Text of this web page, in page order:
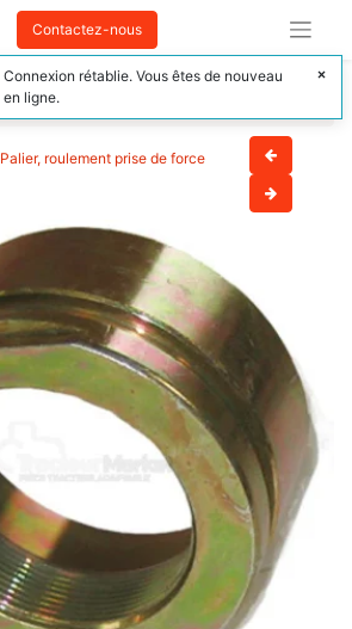
Contactez-nous
Palier, roulement prise de force
Connexion rétablie. Vous êtes de nouveau
en ligne.